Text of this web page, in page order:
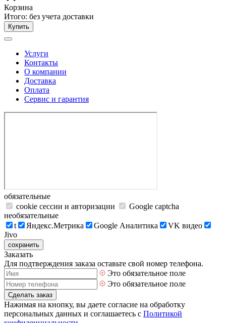
Корзина
Итого: без учета доставки
Купить
Услуги
Контакты
О компании
Доставка
Оплата
Сервис и гарантия
обязательные
cookie сессии и авторизации
Google captcha
необязательные
t
Яндекс.Метрика Google Аналитика
VK видео
Jivo
сохранить
Заказать
Для подтверждения заказа оставьте свой номер телефона.
Это обязательное поле
Это обязательное поле
Сделать заказ
Нажимая на кнопку, вы даете согласие на обработку
персональных данных и соглашаетесь с Политикой